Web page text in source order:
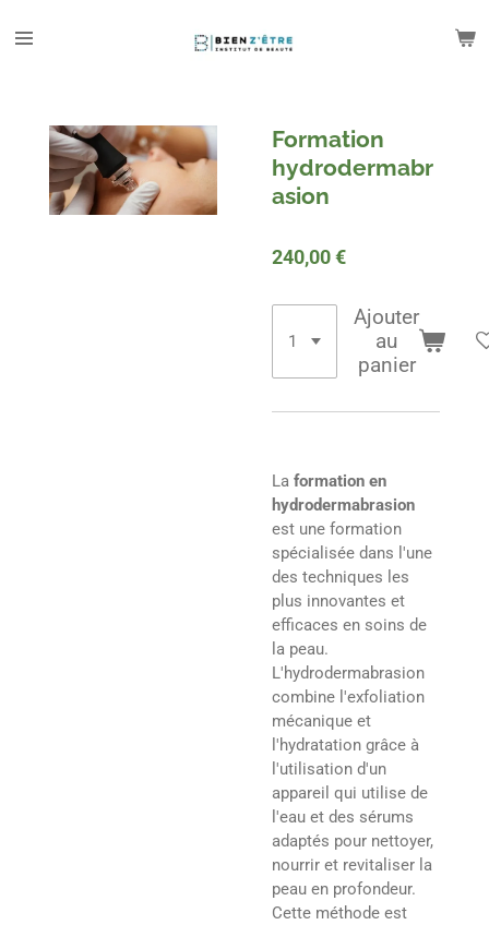
au
Formation
hydrodermabr
asion
240,00 €
Ajouter
au
panier
La formation en
hydrodermabrasion
est une formation
spécialisée dans l'une
des techniques les
plus innovantes et
efficaces en soins de
la peau.
L'hydrodermabrasion
combine l'exfoliation
mécanique et
l'hydratation grâce à
l'utilisation d'un
appareil qui utilise de
l'eau et des sérums
adaptés pour nettoyer,
nourrir et revitaliser la
peau en profondeur.
Cette méthode est